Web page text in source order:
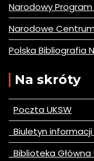
Narodowy
Narodowe
Polska Bibliografia
Na skróty
Poczta UKSW
Biuletyn
Biblioteka Główna